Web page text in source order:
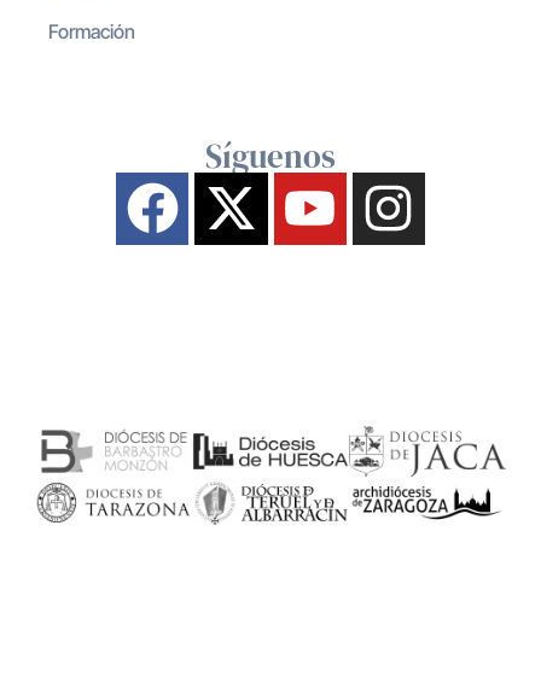
Formación
Síguenos